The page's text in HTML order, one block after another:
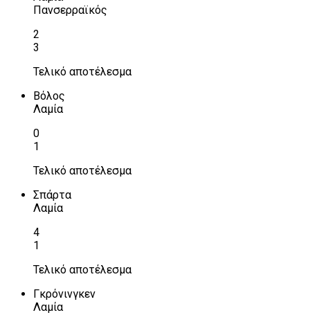
Πανσερραϊκός
2
3
Τελικό αποτέλεσμα
Βόλος
Λαμία
0
1
Τελικό αποτέλεσμα
Σπάρτα
Λαμία
4
1
Τελικό αποτέλεσμα
Γκρόνινγκεν
Λαμία